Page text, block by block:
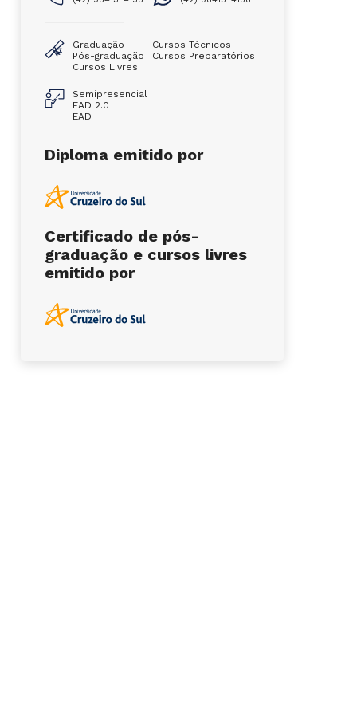
Graduação
Pós-graduação
Cursos Livres
Cursos Técnicos
Cursos Preparatórios
Semipresencial
EAD 2.0
EAD
Diploma emitido por
Certificado de pós-
graduação e cursos livres
emitido por